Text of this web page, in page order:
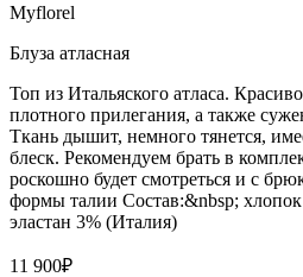
Myflorel
Блуза атласная
Топ из Итальяского атласа.
плотного прилегания, а также
Ткань дышит, немного тянется,
блеск. Рекомендуем брать в
роскошно будет смотреться и с
формы талии Состав:&nbsp;
эластан 3% (Италия)
11 900₽